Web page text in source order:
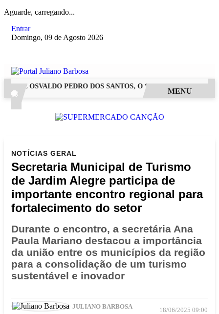
Aguarde, carregando...
Entrar
Domingo, 09 de Agosto 2026
OSVALDO PEDRO DOS SANTOS, O “NEGUINHO DA
MENU
NOTÍCIAS GERAL
Secretaria Municipal de Turismo
de Jardim Alegre participa de
importante encontro regional para
fortalecimento do setor
Durante o encontro, a secretária Ana
Paula Mariano destacou a importância
da união entre os municípios da região
para a consolidação de um turismo
sustentável e inovador
JULIANO BARBOSA 18/06/2025 09:00